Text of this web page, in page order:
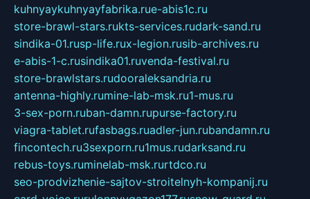
kuhnyaykuhnyayfabrika.rue-abis1c.ru
store-brawl-stars.rukts-services.rudark-sand.ru
sindika-01.rusp-life.rux-legion.rusib-archives.ru
e-abis-1-c.rusindika01.ruvenda-festival.ru
store-brawlstars.rudooraleksandria.ru
antenna-highly.rumine-lab-msk.ru1-mus.ru
3-sex-porn.ruban-damn.rupurse-factory.ru
viagra-tablet.rufasbags.ruadler-jun.rubandamn.ru
fincontech.ru3sexporn.ru1mus.rudarksand.ru
rebus-toys.ruminelab-msk.rurtdco.ru
seo-prodvizhenie-sajtov-stroitelnyh-kompanij.ru